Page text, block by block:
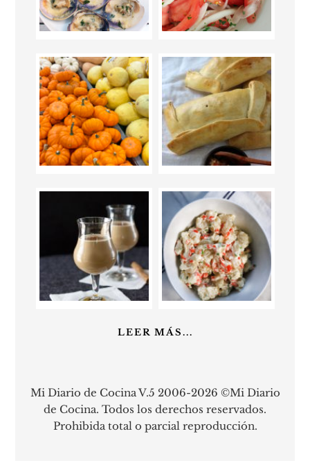
LEER MÁS...
Mi Diario de Cocina V.5 2006-2026 ©Mi Diario
de Cocina. Todos los derechos reservados.
Prohibida total o parcial reproducción.